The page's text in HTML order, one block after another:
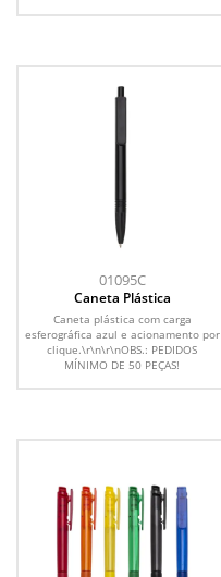
01095C
Caneta Plástica
Caneta plástica com carga
esferográfica azul e acionamento por
clique.\r\n\r\nOBS.: PEDIDOS
MÍNIMO DE 50 PEÇAS!